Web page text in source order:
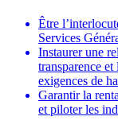
Être
Services
Instaurer une
transparence
exigences de
Garantir la
et piloter les